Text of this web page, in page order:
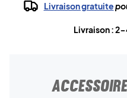
Livraison gratuite
Livraison :